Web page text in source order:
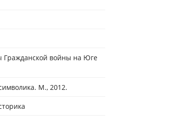
Гражданской войны на Юге
М., 2012.